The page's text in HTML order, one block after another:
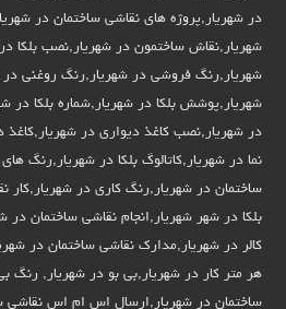
در شهریار,پروژه های نقاشی ساختمان در
شهریار,نقاش ساختمون در شهریار,نصب بلکا
شهریار,رنگ فروشی در شهریار,رنگ روغنی در
شهریار,پوشش بلکا در شهریار,شماره بلکا در
در شهریار,نصب کاغذ دیواری در
نما در شهریار,کاتالوگ بلکا در شهریار,رنگ
ساختمان در شهریار,رنگ کاری در شهریار,کار
بلکا در شهر شهریار,انجام نقاشی ساختمان در
کالر در شهریار,مدارک نقاشی ساختمان در
هر متر کار در شهریار,بی بو در شهریار, رنگ
ساختمان در شهریار,ارسال اس ام اس نقاشی